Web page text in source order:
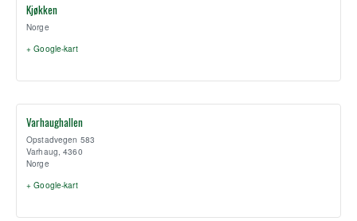
Kjøkken
Norge
+ Google-kart
Varhaughallen
Opstadvegen 583
Varhaug 4360
Norge
+ Google-kart